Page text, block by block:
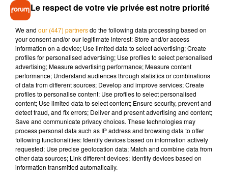
garde à vue. Depuis plusieurs semaines, l’homme lui avait
aussi adressé plusieurs centaines de messages
malveillants. Il a été déféré au parquet ce vendredi 27
septembre et devra répondre de ces actes lundi 30
septembre devant la justice.
Musique
Madonna sort enfin le remix de « Love
Sensation » avec Kylie Minogue
Le respect de votre vie privée est notre priorité
We and our (447) partnersdo the following data processing based on
your consent and/or our legitimate interest: Store and/or access
information on a device; Use limited data to select advertising; Create
profiles for personalised advertising; Use profiles to select personalised
advertising; Measure advertising performance; Measure content
performance; Understand audiences through statistics or combinations
of data from different sources; Develop and improve services; Create
profiles to personalise content; Use profiles to select personalised
content; Use limited data to select content; Ensure security, prevent and
detect fraud, and fix errors; Deliver and present advertising and content;
Save and communicate privacy choices. These technologies may
process personal data such as IP address and browsing data to offer
following functionalities: Identify devices based on information actively
requested; Use precise geolocation data; Match and combine data from
other data sources; Link different devices; Identify devices based on
information transmitted automatically.